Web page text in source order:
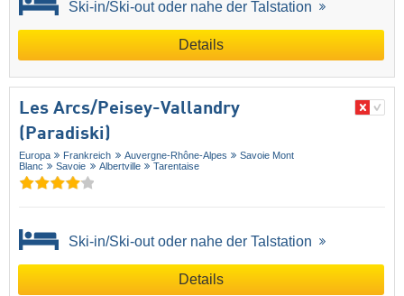
Ski-in/Ski-out oder nahe der Talstation
Details
Les Arcs/​Peisey-Vallandry
(Paradiski)
Europa Frankreich Auvergne-Rhône-Alpes
Savoie Mont
Blanc
Savoie Albertville Tarentaise
Ski-in/Ski-out oder nahe der Talstation
Details